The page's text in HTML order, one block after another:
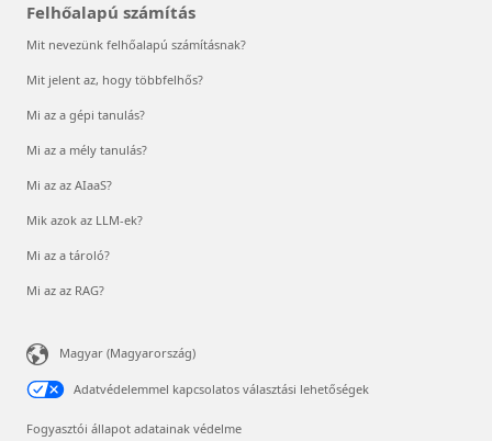
Felhőalapú számítás
Mit nevezünk felhőalapú számításnak?
Mit jelent az, hogy többfelhős?
Mi az a gépi tanulás?
Mi az a mély tanulás?
Mi az az AIaaS?
Mik azok az LLM-ek?
Mi az a tároló?
Mi az az RAG?
Magyar (Magyarország)
Adatvédelemmel kapcsolatos választási lehetőségek
Fogyasztói állapot adatainak védelme